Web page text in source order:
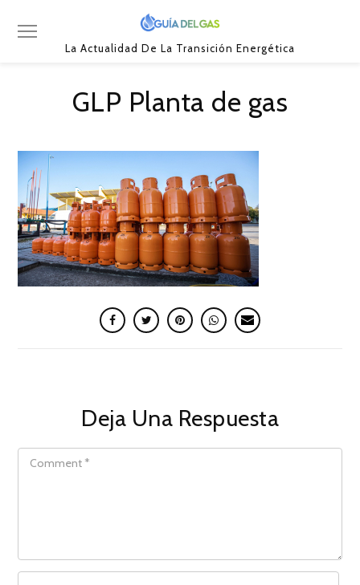
La Actualidad De La Transición Energética
GLP Planta de gas
Deja Una Respuesta
COMMENT
NAME